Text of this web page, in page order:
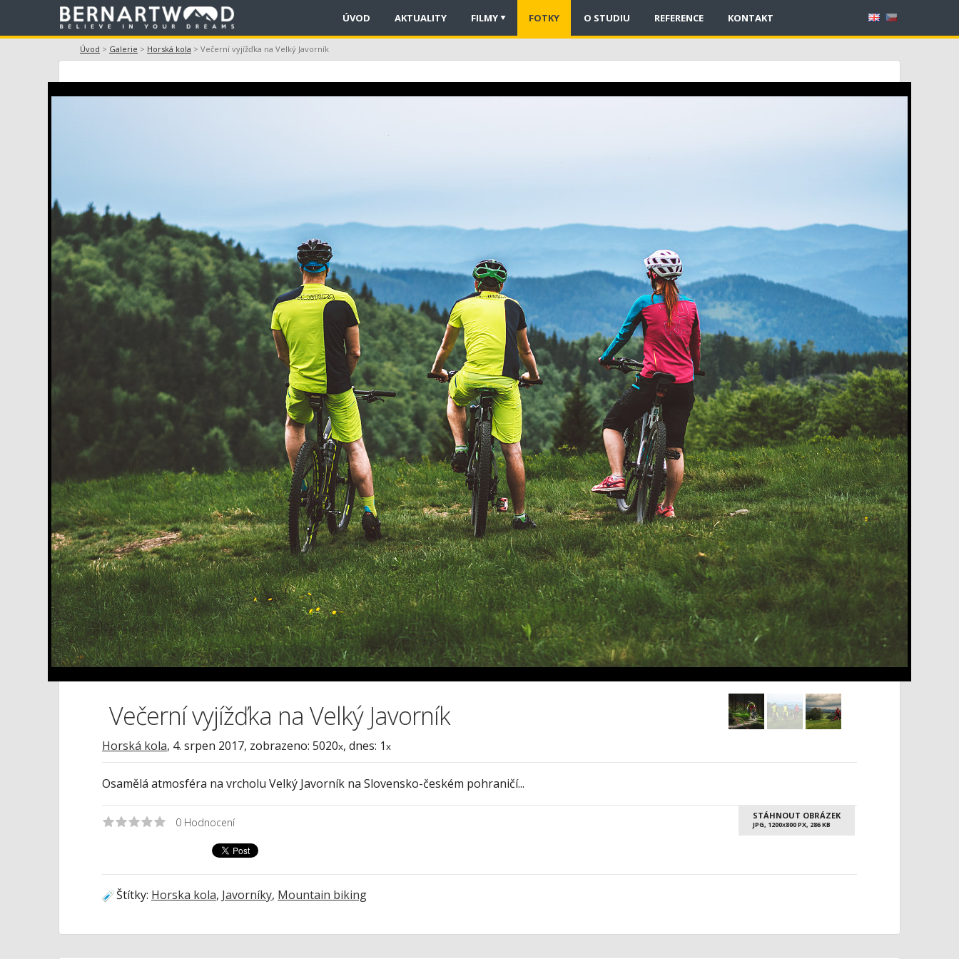
ÚVOD AKTUALITY FILMY FOTKY O STUDIU REFERENCE KONTAKT
Úvod > Galerie > Horská kola > Večerní vyjížďka na Velký Javorník
Večerní vyjížďka na Velký Javorník
Horská kola, 4. srpen 2017, zobrazeno: 5020x, dnes: 1x
Osamělá atmosféra na vrcholu Velký Javorník na Slovensko-českém pohraničí...
STÁHNOUT OBRÁZEK
JPG, 1200X800 PX, 286 KB
0 Hodnocení
Štítky: Horska kola, Javorníky, Mountain biking